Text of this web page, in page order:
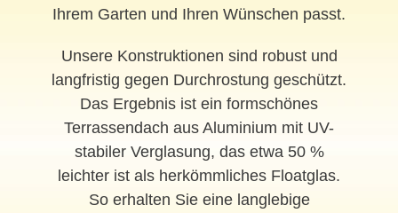
Ihrem Garten und Ihren Wünschen passt.
Unsere Konstruktionen sind robust und
langfristig gegen Durchrostung geschützt.
Das Ergebnis ist ein formschönes
Terrassendach aus Aluminium mit UV-
stabiler Verglasung, das etwa 50 %
leichter ist als herkömmliches Floatglas.
So erhalten Sie eine langlebige